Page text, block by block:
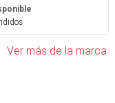
Ver más de la marca